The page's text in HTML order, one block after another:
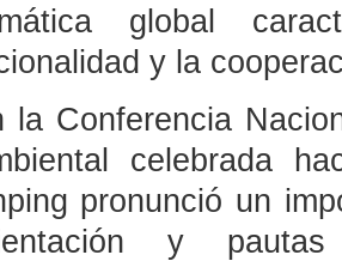
global
y la
la Conferencia
celebrada
pronunció un
y